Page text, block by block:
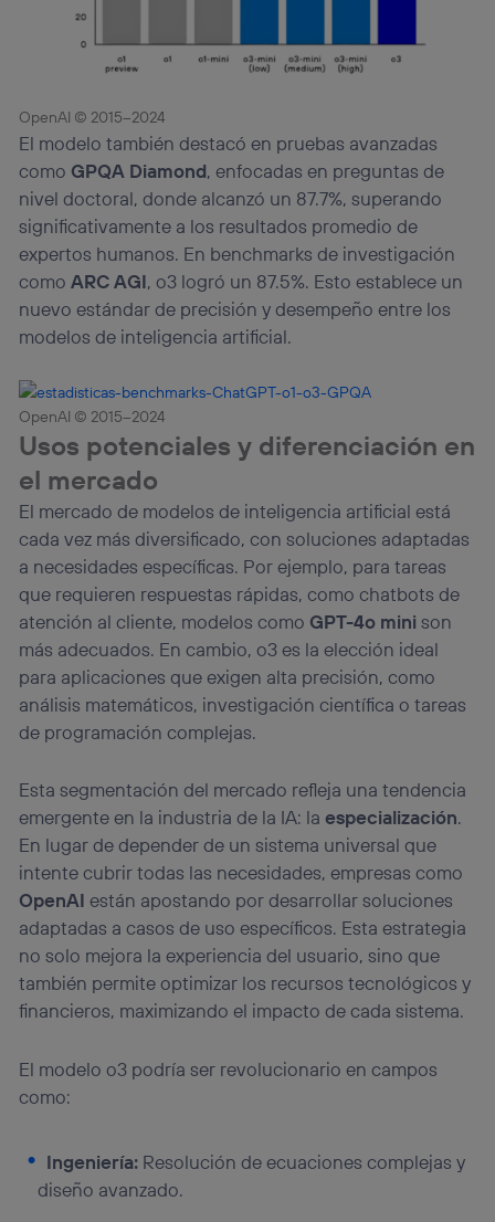
OpenAI © 2015–2024
El modelo también destacó en pruebas avanzadas
como GPQA Diamond, enfocadas en preguntas de
nivel doctoral, donde alcanzó un 87.7%, superando
significativamente a los resultados promedio de
expertos humanos. En benchmarks de investigación
comoARC AGI, o3 logró un 87.5%. Esto establece un
nuevo estándar de precisión y desempeño entre los
modelos de inteligencia artificial.
OpenAI © 2015–2024
Usos potenciales y diferenciación en
el mercado
El mercado de modelos de inteligencia artificial está
cada vez más diversificado, con soluciones adaptadas
a necesidades específicas. Por ejemplo, para tareas
que requieren respuestas rápidas, como chatbots de
atención al cliente, modelos como GPT-4o mini son
más adecuados. En cambio, o3 es la elección ideal
para aplicaciones que exigen alta precisión, como
análisis matemáticos, investigación científica o tareas
de programación complejas.
Esta segmentación del mercado refleja una tendencia
emergente en la industria de la IA: laespecialización.
En lugar de depender de un sistema universal que
intente cubrir todas las necesidades, empresas como
OpenAI están apostando por desarrollar soluciones
adaptadas a casos de uso específicos. Esta estrategia
no solo mejora la experiencia del usuario, sino que
también permite optimizar los recursos tecnológicos y
financieros, maximizando el impacto de cada sistema.
El modelo o3 podría ser revolucionario en campos
como:
Ingeniería: Resolución de ecuaciones complejas y
diseño avanzado.